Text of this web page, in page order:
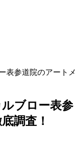
表参道院のアートメ
ブロー表参
調査！